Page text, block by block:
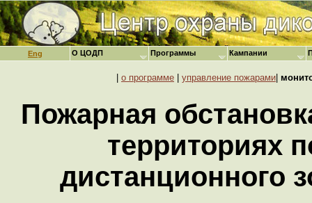
Eng
о программе управление пожарами
Пожарная
территориях
дистанционного
О ЦОДП Программы Кампании